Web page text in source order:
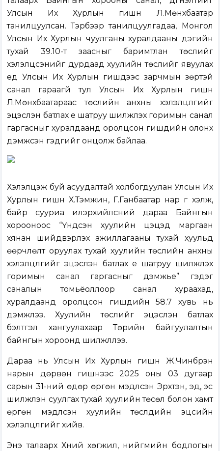
Улсын Их Хурлын гишүүн Л.Мөнхбаатар
танилцуулсан. Тэрбээр танилцуулгадаа, Монгол
Улсын Их Хурлын чуулганы хуралдааны дэгийн
тухай 39.10-т заасныг баримтлан төслийг
хэлэлцсэнийг дурдаад хуулийн төслийг явуулах
үед Улсын Их Хурлын гишүүдээс зарчмын зөрүүтэй
санал гараагүй тул Улсын Их Хурлын гишүүн
Л.Мөнхбаатараас төслийн анхны хэлэлцүүлгийг
эцэслэн батлах үе шатруу шилжүүлэх горимын санал
гаргасныг хуралдаанд оролцсон гишүүдийн олонх
дэмжсэн гэдгийг онцолж байлаа.
Хэлэлцэж буй асуудалтай холбогдуулан Улсын Их
Хурлын гишүүн Х.Тэмүүжин, Г.Ганбаатар нар үг хэлж,
байр сууриа илэрхийлсний дараа Байнгын
хорооноос “Үндсэн хуулийн цэцэд маргаан
хянан шийдвэрлэх ажиллагааны тухай хуульд
өөрчлөлт оруулах тухай хуулийн төслийн анхны
хэлэлцүүлгийг эцэслэн батлах үе шатруу шилжүүлэх
горимын санал гаргасныг дэмжье” гэдэг
саналын томьёоллоор санал хураахад,
хуралдаанд оролцсон гишүүдийн 58.7 хувь нь
дэмжлээ. Хуулийн төслийг эцэслэн батлах
бэлтгэл хангуулахаар Төрийн байгуулалтын
байнгын хороонд шилжүүллээ.
Дараа нь Улсын Их Хурлын гишүүн Ж.Чинбүрэн
нарын дөрвөн гишүүнээс 2025 оны 03 дугаар
сарын 31-ний өдөр өргөн мэдүүлсэн Эрхтэн, эд, эс
шилжүүлэн суулгах тухай хуулийн төсөл болон хамт
өргөн мэдүүлсэн хуулийн төслүүдийн эцсийн
хэлэлцүүлгийг хийв.
Энэ талаарх Хүний хөгжил, нийгмийн бодлогын